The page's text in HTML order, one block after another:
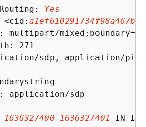
Yes
<cid:
multipart/
271
sdp, application/
application/sdp
1636327400 1636327401
IN